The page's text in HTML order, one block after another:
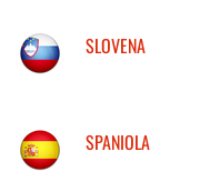
SLOVENA
SPANIOLA